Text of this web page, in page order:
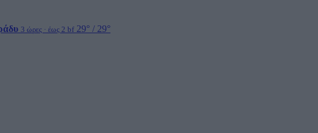
3 ώρες · έως 2 bf 29° / 29°